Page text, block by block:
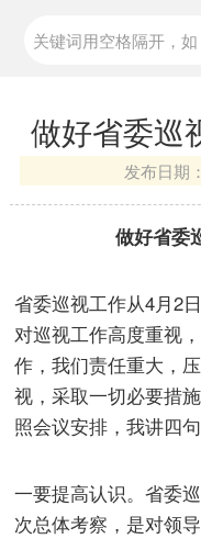
做好省委巡
发布日期
做好省委
省委巡视工作从4月2
对巡视工作高度重视
作，我们责任重大，
视，采取一切必要措
照会议安排，我讲四句
一要提高认识。省委
次总体考察，是对领